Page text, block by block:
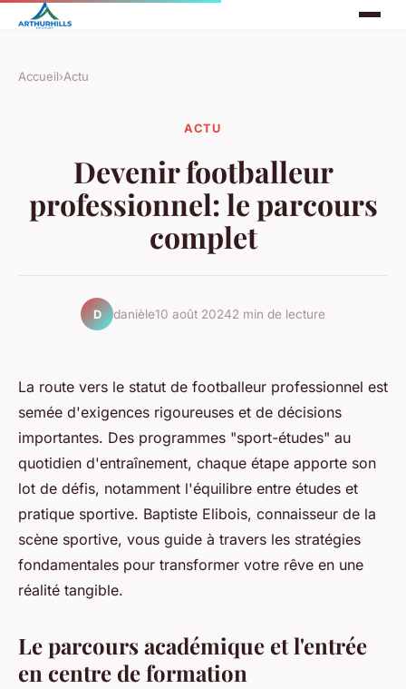
Accueil›Actu
ACTU
Devenir footballeur
professionnel: le parcours
complet
D danièle10 août 20242 min de lecture
La route vers le statut de footballeur professionnel est
semée d'exigences rigoureuses et de décisions
importantes. Des programmes "sport-études" au
quotidien d'entraînement, chaque étape apporte son
lot de défis, notamment l'équilibre entre études et
pratique sportive. Baptiste Elibois, connaisseur de la
scène sportive, vous guide à travers les stratégies
fondamentales pour transformer votre rêve en une
réalité tangible.
Le parcours académique et l'entrée
en centre de formation